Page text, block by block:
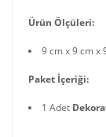
Ürün Ölçüleri:
9 cm x 9 cm x
Paket İçeriği:
1 Adet